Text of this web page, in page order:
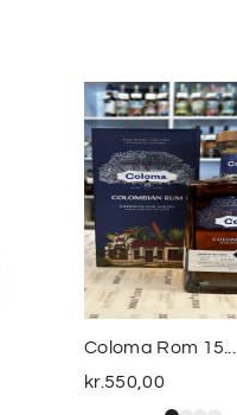
Coloma Rom 15...
kr.550,00